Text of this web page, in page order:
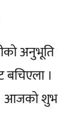
अनुभूति
।
। आजको शुभ